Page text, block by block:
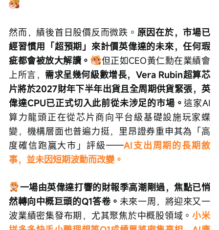
然而，績後首日股價反而微跌。 原因在於，市場已
經習慣用「超預期」來計價英偉達的未來，任何瑕
疵都會被放大解讀。
但正如CEO黃仁勳在業績會
上所言， 需求呈幾何級數增長，Vera Rubin超算芯
片將於2027財年下半年出貨且全周期供貨緊張，英
偉達CPU已正式切入此前從未涉足的市場。這家AI
算力龍頭正在從芯片商向平台級基礎設施玩家蝶
變，機構層面也普遍力挺，里昂證券重申其為「高
度確信跑贏大市」評級——AI支出周期的長期敘
事，並未因短期波動而改變。
一場由英偉達打響的財報季高潮剛過，焦點已悄
然轉向中概巨頭的Q1答卷。 未來一周，將迎來又一
波業績密集發布期，尤其聚焦於中概股領域。小米